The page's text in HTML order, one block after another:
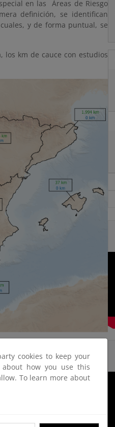
en las Áreas de Riesgo
definición, se identifican
y de forma puntual, se
los km de cauce con estudios
de actividad del Agua.
cookies to keep your
about how you use this
To learn more about